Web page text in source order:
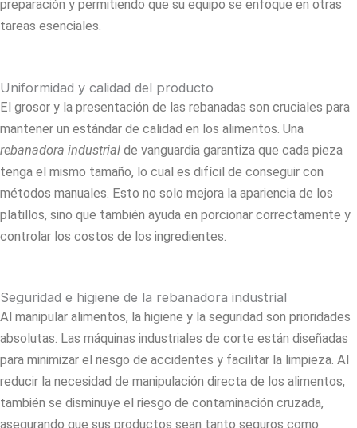
preparación y permitiendo que su equipo se enfoque en otras
tareas esenciales.
Uniformidad y calidad del producto
El grosor y la presentación de las rebanadas son cruciales para
mantener un estándar de calidad en los alimentos. Una
rebanadora industrial de vanguardia garantiza que cada pieza
tenga el mismo tamaño, lo cual es difícil de conseguir con
métodos manuales. Esto no solo mejora la apariencia de los
platillos, sino que también ayuda en porcionar correctamente y
controlar los costos de los ingredientes.
Seguridad e higiene de la rebanadora industrial
Al manipular alimentos, la higiene y la seguridad son prioridades
absolutas. Las máquinas industriales de corte están diseñadas
para minimizar el riesgo de accidentes y facilitar la limpieza. Al
reducir la necesidad de manipulación directa de los alimentos,
también se disminuye el riesgo de contaminación cruzada,
asegurando que sus productos sean tanto seguros como